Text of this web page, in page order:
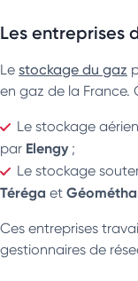
Les entreprises
Le stockage du gaz
en gaz de la France.
Le stockage
par Elengy;
Le stockage
Téréga et
Ces entreprises
gestionnaires de